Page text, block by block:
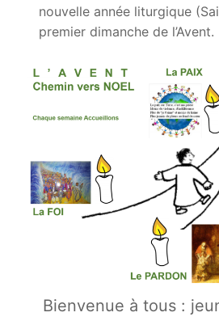
nouvelle année liturgique
premier dimanche de l’Avent.
Bienvenue à tous :